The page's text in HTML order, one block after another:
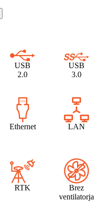
USB
2.0
USB
3.0
Ethernet LAN
RTK
Brez
ventilatorja